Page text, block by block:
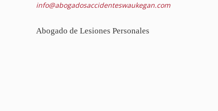
info@abogadosaccidenteswaukegan.com
Abogado de Lesiones Personales